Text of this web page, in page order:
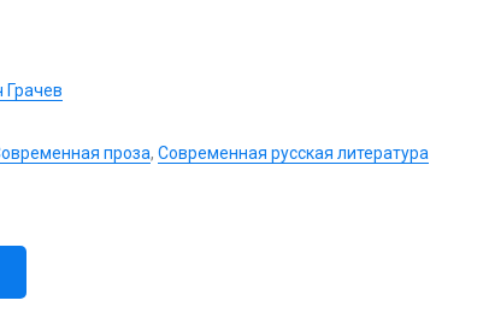
Грачев
проза, Современная русская литература